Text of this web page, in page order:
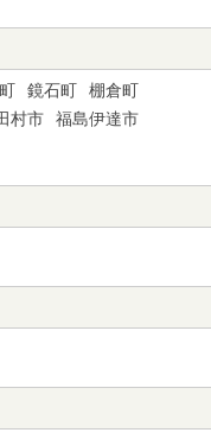
鏡石町
棚倉町
村市
福島伊達市